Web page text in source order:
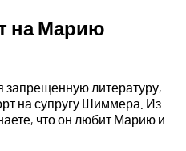
на Марию
запрещенную литературу,
на супругу Шиммера. Из
что он любит Марию и